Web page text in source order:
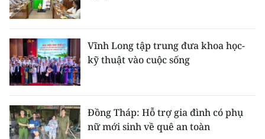
Vĩnh Long tập trung đưa khoa học-
kỹ thuật vào cuộc sống
Đồng Tháp: Hỗ trợ gia đình có phụ
nữ mới sinh về quê an toàn